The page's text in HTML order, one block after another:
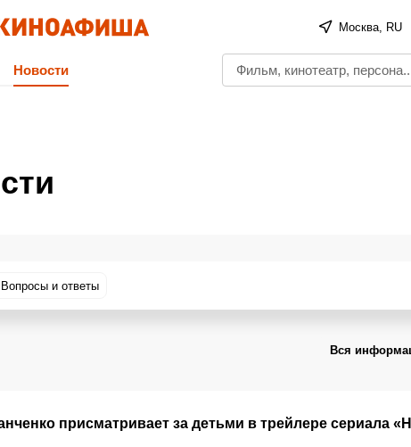
Москва, RU
Новости
Вопросы и ответы
Вся
присматривает за детьми в трейлере сериала